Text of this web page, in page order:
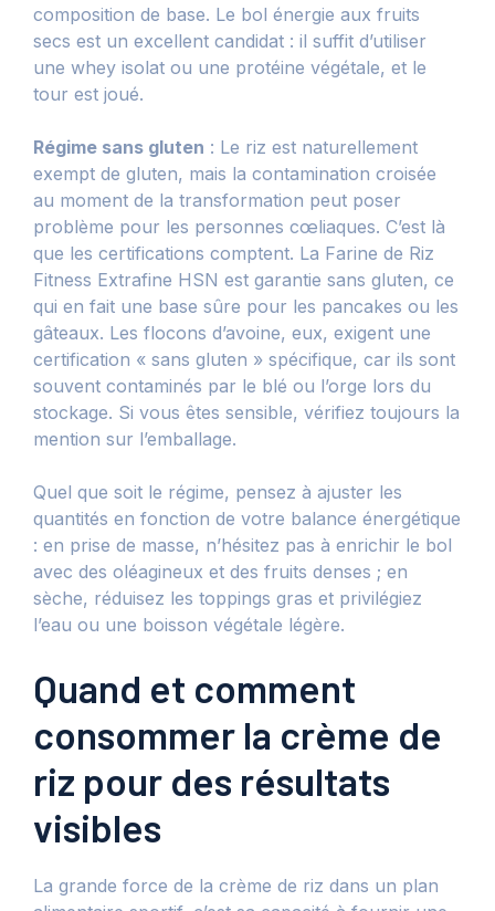
composition de base. Le bol énergie aux fruits
secs est un excellent candidat : il suffit d’utiliser
une whey isolat ou une protéine végétale, et le
tour est joué.
Régime sans gluten : Le riz est naturellement
exempt de gluten, mais la contamination croisée
au moment de la transformation peut poser
problème pour les personnes cœliaques. C’est là
que les certifications comptent. La Farine de Riz
Fitness Extrafine HSN est garantie sans gluten, ce
qui en fait une base sûre pour les pancakes ou les
gâteaux. Les flocons d’avoine, eux, exigent une
certification « sans gluten » spécifique, car ils sont
souvent contaminés par le blé ou l’orge lors du
stockage. Si vous êtes sensible, vérifiez toujours la
mention sur l’emballage.
Quel que soit le régime, pensez à ajuster les
quantités en fonction de votre balance énergétique
: en prise de masse, n’hésitez pas à enrichir le bol
avec des oléagineux et des fruits denses ; en
sèche, réduisez les toppings gras et privilégiez
l’eau ou une boisson végétale légère.
Quand et comment
consommer la crème de
riz pour des résultats
visibles
La grande force de la crème de riz dans un plan